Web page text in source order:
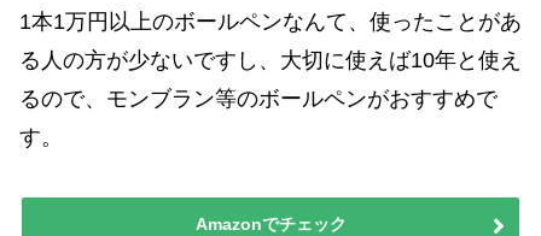
1本1万円以上のボールペンなんて、使ったことがあ
る人の方が少ないですし、大切に使えば10年と使え
るので、モンブラン等のボールペンがおすすめで
す。
Amazonでチェック